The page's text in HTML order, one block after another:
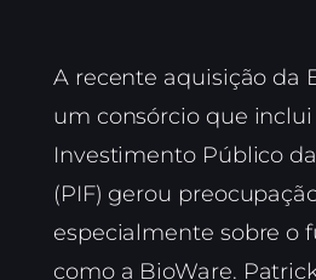
A recente aquisição da
um consórcio que
Investimento Público
(PIF) gerou
especialmente sobre o
como a BioWare.